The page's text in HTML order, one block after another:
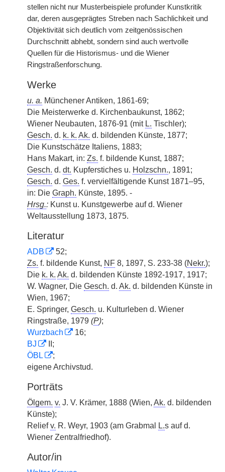
stellen nicht nur Musterbeispiele profunder Kunstkritik
dar, deren ausgeprägtes Streben nach Sachlichkeit und
Objektivität sich deutlich vom zeitgenössischen
Durchschnitt abhebt, sondern sind auch wertvolle
Quellen für die Historismus- und die Wiener
Ringstraßenforschung.
Werke
u. a. Münchener Antiken, 1861-69;
Die Meisterwerke d. Kirchenbaukunst, 1862;
Wiener Neubauten, 1876-91 (mit L. Tischler);
Gesch. d. k. k. Ak. d. bildenden Künste, 1877;
Die Kunstschätze Italiens, 1883;
Hans Makart, in: Zs. f. bildende Kunst, 1887;
Gesch. d. dt. Kupferstiches u. Holzschn., 1891;
Gesch. d. Ges. f. vervielfältigende Kunst 1871–95,
in: Die Graph. Künste, 1895. -
Hrsg.: Kunst u. Kunstgewerbe auf d. Wiener
Weltausstellung 1873, 1875.
Literatur
ADB
52;
Zs. f. bildende Kunst, NF 8, 1897, S. 233-38 (Nekr.);
Die k. k. Ak. d. bildenden Künste 1892-1917, 1917;
W. Wagner, Die Gesch. d. Ak. d. bildenden Künste in
Wien, 1967;
E. Springer, Gesch. u. Kulturleben d. Wiener
Ringstraße, 1979 (P);
Wurzbach
16;
BJ
II;
ÖBL
;
eigene Archivstud.
Porträts
Ölgem. v. J. V. Krämer, 1888 (Wien, Ak. d. bildenden
Künste);
Reliefv. R. Weyr, 1903 (am Grabmal L.s auf d.
Wiener Zentralfriedhof).
Autor/in